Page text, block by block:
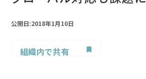
公開日:2018年1月10日
組織内で共有